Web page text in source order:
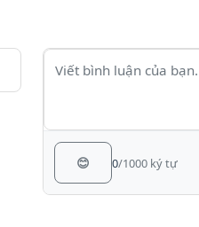
😊 0/1000 ký tự